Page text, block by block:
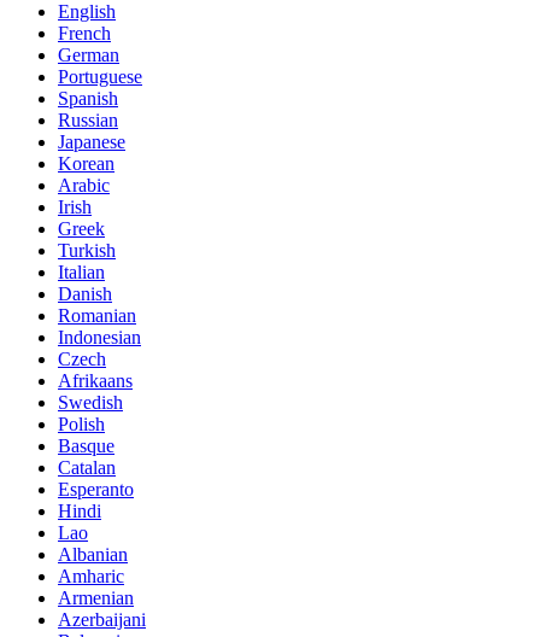
English
French
German
Portuguese
Spanish
Russian
Japanese
Korean
Arabic
Irish
Greek
Turkish
Italian
Danish
Romanian
Indonesian
Czech
Afrikaans
Swedish
Polish
Basque
Catalan
Esperanto
Hindi
Lao
Albanian
Amharic
Armenian
Azerbaijani